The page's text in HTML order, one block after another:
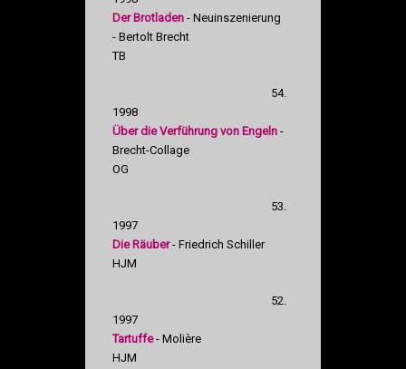
Der Brotladen - Neuinszenierung
- Bertolt Brecht
TB
54.
1998
Über die Verführung von Engeln -
Brecht-Collage
OG
53.
1997
Die Räuber- Friedrich Schiller
HJM
52.
1997
Tartuffe- Molière
HJM